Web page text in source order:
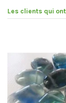
Les clients qui